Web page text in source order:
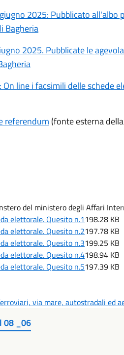
2025: Pubblicato all'albo
Bagheria
2025. Pubblicate le
line i facsimili delle schede
referendum (fonte esterna
del ministero degli Affari
elettorale. Quesito n.1198.28 KB
elettorale. Quesito n.2197.78 KB
elettorale. Quesito n.3199.25 KB
elettorale. Quesito n.4198.94 KB
elettorale. Quesito n.5197.39 KB
via mare, autostradali ed
08 _06